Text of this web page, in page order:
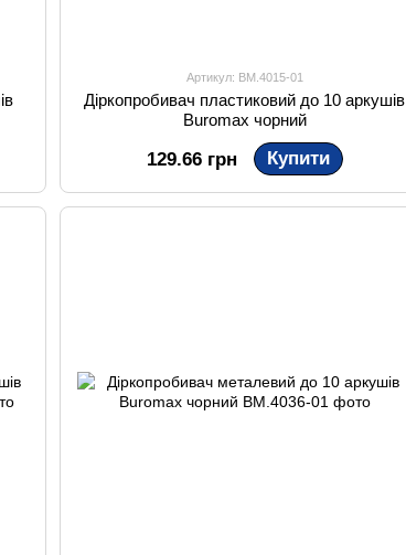
Артикул: BM.4015-01
Діркопробивач пластиковий до 10 аркушів
Buromax чорний
129.66 грн Купити